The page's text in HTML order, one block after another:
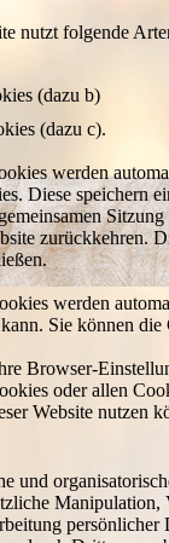
nutzt folgende
(dazu b)
(dazu c).
werden
Diese
zurückkehren.
werden
Sie können
Browser-
oder allen
Website nutzen
und
Manipulation,